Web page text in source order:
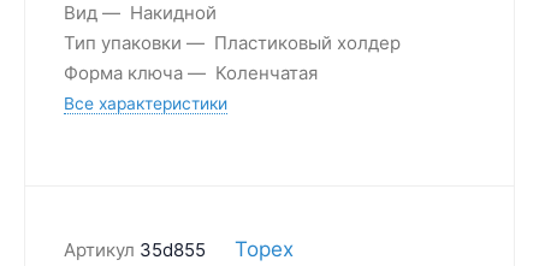
Вид
Накидной
Тип упаковки
Пластиковый холдер
Форма ключа
Коленчатая
Все характеристики
Артикул 35d855 Topex